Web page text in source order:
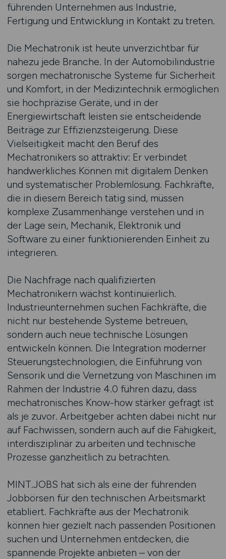
führenden Unternehmen aus Industrie,
Fertigung und Entwicklung in Kontakt zu treten.
Die Mechatronik ist heute unverzichtbar für
nahezu jede Branche. In der Automobilindustrie
sorgen mechatronische Systeme für Sicherheit
und Komfort, in der Medizintechnik ermöglichen
sie hochpräzise Geräte, und in der
Energiewirtschaft leisten sie entscheidende
Beiträge zur Effizienzsteigerung. Diese
Vielseitigkeit macht den Beruf des
Mechatronikers so attraktiv: Er verbindet
handwerkliches Können mit digitalem Denken
und systematischer Problemlösung. Fachkräfte,
die in diesem Bereich tätig sind, müssen
komplexe Zusammenhänge verstehen und in
der Lage sein, Mechanik, Elektronik und
Software zu einer funktionierenden Einheit zu
integrieren.
Die Nachfrage nach qualifizierten
Mechatronikern wächst kontinuierlich.
Industrieunternehmen suchen Fachkräfte, die
nicht nur bestehende Systeme betreuen,
sondern auch neue technische Lösungen
entwickeln können. Die Integration moderner
Steuerungstechnologien, die Einführung von
Sensorik und die Vernetzung von Maschinen im
Rahmen der Industrie 4.0 führen dazu, dass
mechatronisches Know-how stärker gefragt ist
als je zuvor. Arbeitgeber achten dabei nicht nur
auf Fachwissen, sondern auch auf die Fähigkeit,
interdisziplinär zu arbeiten und technische
Prozesse ganzheitlich zu betrachten.
MINT.JOBS hat sich als eine der führenden
Jobbörsen für den technischen Arbeitsmarkt
etabliert. Fachkräfte aus der Mechatronik
können hier gezielt nach passenden Positionen
suchen und Unternehmen entdecken, die
spannende Projekte anbieten – von der